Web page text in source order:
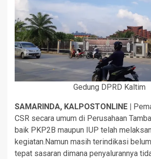
Gedung DPRD Kaltim
SAMARINDA, KALPOSTONLINE |
CSR secara umum di Perusahaan
baik PKP2B maupun IUP telah
kegiatan.Namun masih terindikasi
tepat sasaran dimana penyalurannya